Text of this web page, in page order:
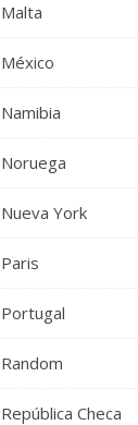
Malta
México
Namibia
Noruega
Nueva York
Paris
Portugal
Random
República Checa